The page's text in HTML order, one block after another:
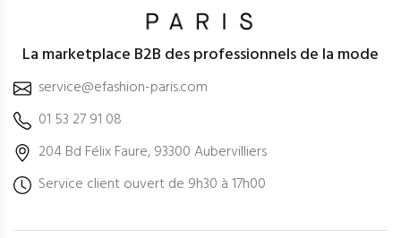
La marketplace B2B des professionnels de la mode
service@efashion-paris.com
01 53 27 91 08
204 Bd Félix Faure, 93300 Aubervilliers
Service client ouvert de 9h30 à 17h00